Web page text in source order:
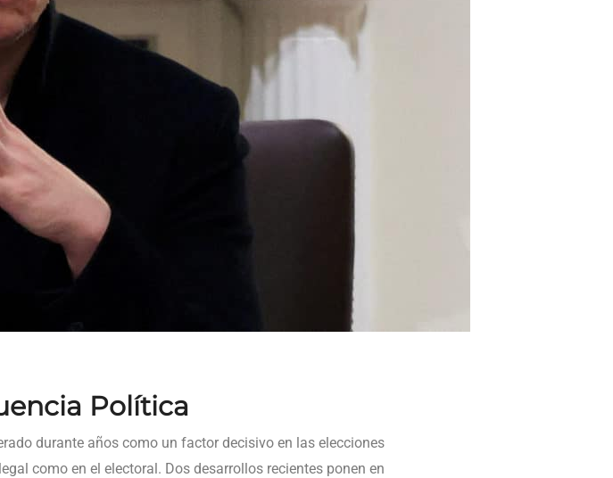
Política
durante años como un factor decisivo en las elecciones
como en el electoral. Dos desarrollos recientes ponen en